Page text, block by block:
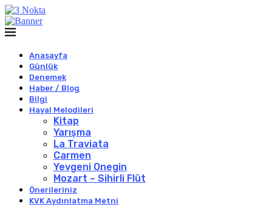
Anasayfa
Günlük
Denemek
Haber / Blog
Bilgi
Hayal Melodileri
Kitap
Yarışma
La Traviata
Carmen
Yevgeni Onegin
Mozart – Sihirli Flüt
Önerileriniz
KVK Aydınlatma Metni